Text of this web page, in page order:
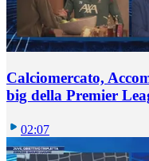
Calciomercato,
big della Premier
02:07